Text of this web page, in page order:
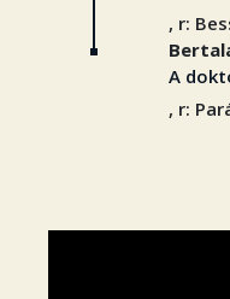
, r:
A
, r: